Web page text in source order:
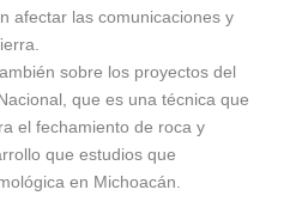
afectar las comunicaciones y
sobre los proyectos del
que es una técnica que
el fechamiento de roca y
que estudios que
en Michoacán.